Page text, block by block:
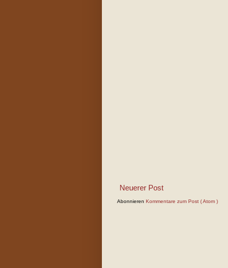
Neuerer Post
Abonnieren Kommentare zum Post ( Atom )